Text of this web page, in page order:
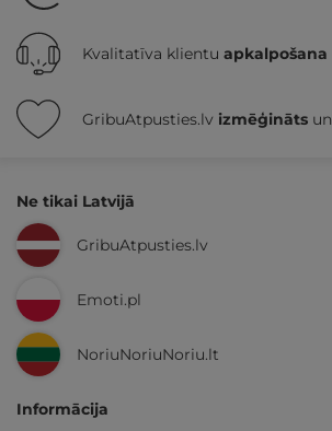
Kvalitatīva klientu apkalpošana
GribuAtpusties.lv izmēģināts un
Ne tikai Latvijā
GribuAtpusties.lv
Emoti.pl
NoriuNoriuNoriu.lt
Informācija